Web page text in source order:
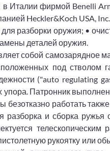
в Италии фирмой Benelli
Heckler&Koch USA, Inc.
разборки оружия; •
деталей оружия.
собой самозарядное
под стволом
("auto regulating
упора. Патронник
безотказно работать
и сборка ружья
рукоятку или